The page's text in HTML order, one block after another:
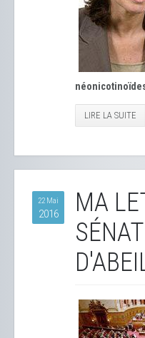
LIRE LA SUITE
22 Mai
2016
MA